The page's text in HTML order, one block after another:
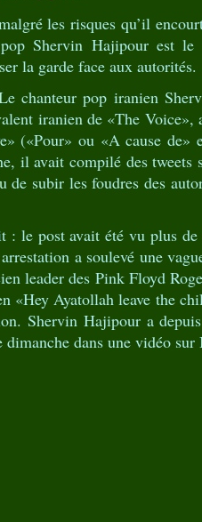
les risques qu’il
Shervin Hajipour est le
la garde face aux autorités.
chanteur pop iranien
iranien de «The Voice»,
(«Pour» ou «A cause de»
il avait compilé des tweets
de subir les foudres des
: le post avait été vu plus
a soulevé une
leader des Pink Floyd
«Hey Ayatollah leave the
Shervin Hajipour a
dans une vidéo sur